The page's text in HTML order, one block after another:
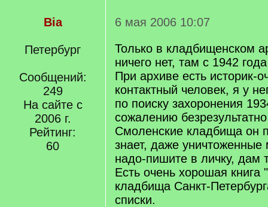
Bia
Петербург
Сообщений:
249
На сайте с
2006 г.
Рейтинг:
60
6 мая 2006 10:07
Только в кладбищенском
ничего нет, там с 1942
При архиве есть историк-
контактный человек, я у
по поиску захоронения
сожалению
Смоленские кладбища он
знает, даже
надо-пишите в личку, дам
Есть очень хорошая книга
кладбища Санкт-
списки.